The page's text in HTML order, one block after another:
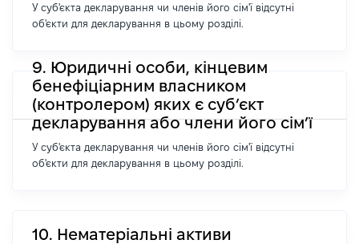
У суб'єкта декларування чи членів його сім'ї відсутні
об'єкти для декларування в цьому розділі.
9. Юридичні особи, кінцевим
бенефіціарним власником
(контролером) яких є суб’єкт
декларування або члени його сім’ї
У суб'єкта декларування чи членів його сім'ї відсутні
об'єкти для декларування в цьому розділі.
10. Нематеріальні активи